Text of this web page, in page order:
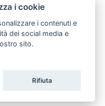
i cookie
i contenuti e
dei social media e
sito.
Rifiuta